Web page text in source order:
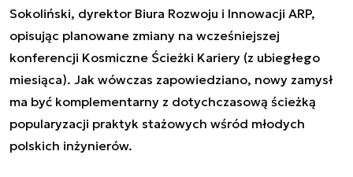
Sokoliński, dyrektor Biura Rozwoju i Innowacji ARP,
opisując planowane zmiany na wcześniejszej
konferencji Kosmiczne Ścieżki Kariery (z ubiegłego
miesiąca). Jak wówczas zapowiedziano, nowy zamysł
ma być komplementarny z dotychczasową ścieżką
popularyzacji praktyk stażowych wśród młodych
polskich inżynierów.